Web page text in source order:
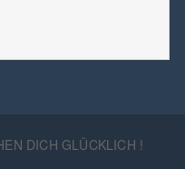
DICH GLÜCKLICH !